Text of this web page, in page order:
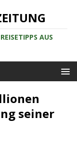
AUS
seiner